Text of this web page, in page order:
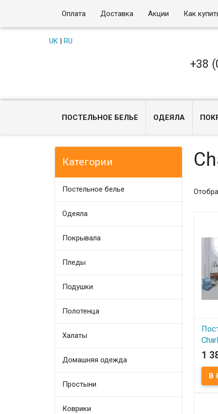
Оплата Доставка Акции Как
UK| RU
+38
ПОСТЕЛЬНОЕ БЕЛЬЕ ОДЕЯЛА
Категории
Постельное белье
Одеяла
Покрывала
Пледы
Подушки
Полотенца
Халаты
Домашняя одежда
Простыни
Коврики
В
1